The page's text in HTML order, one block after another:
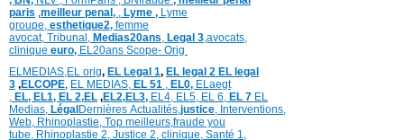
paris meilleur penal, Lyme , Lyme
groupe, esthetique2, femme
avocat, Tribunal, Medias20ans Legal 3 avocats,
clinique euro, EL20ans Scope- Orig
ELMEDIAS, EL orig, EL Legal 1, EL legal 2 EL legal
3 ,ELCOPE EL MEDIAS, EL 51 EL0, ELaegt
EL, EL1, EL 2,EL ,EL2,EL3, EL4, EL5, EL 6, EL 7 EL
Medias, LégalDernières Actualités, justice Interventions,
Web, Rhinoplastie Top meilleurs fraude you
tube Rhinoplastie 2 Justice 2 clinique Santé 1